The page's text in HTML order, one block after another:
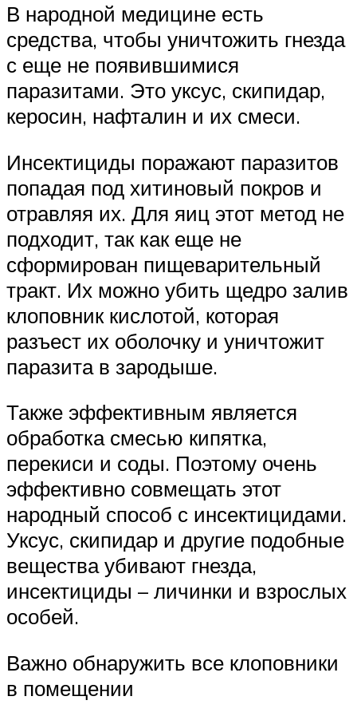
В народной медицине есть
средства, чтобы уничтожить гнезда
с еще не появившимися
паразитами. Это уксус, скипидар,
керосин, нафталин и их смеси.
Инсектициды поражают паразитов
попадая под хитиновый покров и
отравляя их. Для яиц этот метод не
подходит, так как еще не
сформирован пищеварительный
тракт. Их можно убить щедро залив
клоповник кислотой, которая
разъест их оболочку и уничтожит
паразита в зародыше.
Также эффективным является
обработка смесью кипятка,
перекиси и соды. Поэтому очень
эффективно совмещать этот
народный способ с инсектицидами.
Уксус, скипидар и другие подобные
вещества убивают гнезда,
инсектициды – личинки и взрослых
особей.
Важно обнаружить все клоповники
в помещении